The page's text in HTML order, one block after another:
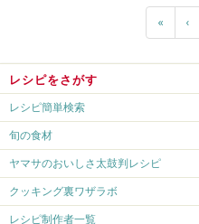
« ‹
レシピをさがす
レシピ簡単検索
旬の食材
ヤマサのおいしさ太鼓判レシピ
クッキング裏ワザラボ
レシピ制作者一覧